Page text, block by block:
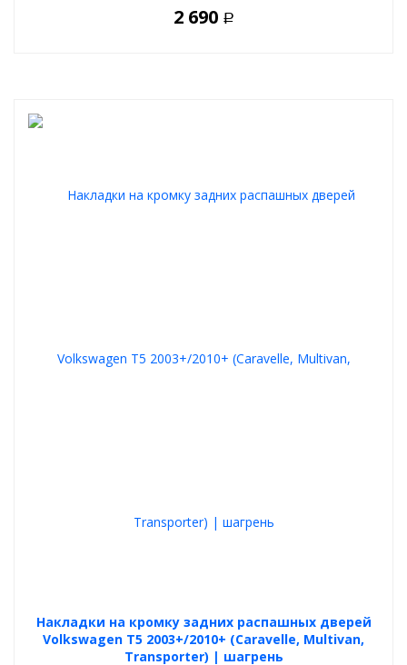
2 690 Р
Накладки на кромку задних распашных дверей
Volkswagen T5 2003+/2010+ (Caravelle, Multivan,
Transporter) | шагрень